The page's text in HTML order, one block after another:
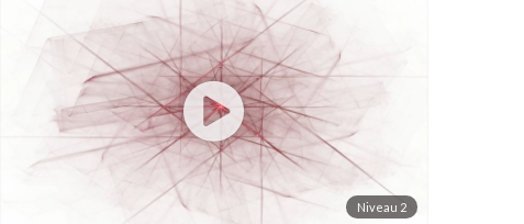
Niveau 2